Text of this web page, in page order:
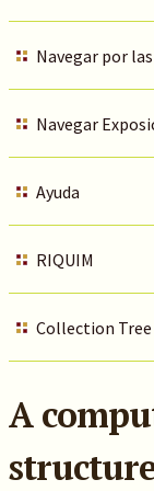
Navegar por
Navegar
Ayuda
RIQUIM
Collection Tree
A